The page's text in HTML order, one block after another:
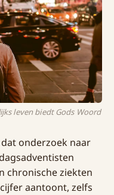
leven biedt Gods Woord
onderzoek naar
chronische ziekten
aantoont, zelfs